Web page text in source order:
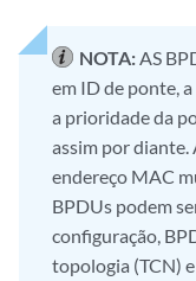
NOTA: AS
em ID de ponte,
a prioridade da
assim por diante.
endereço MAC
BPDUs podem
configuração,
topologia (TCN)